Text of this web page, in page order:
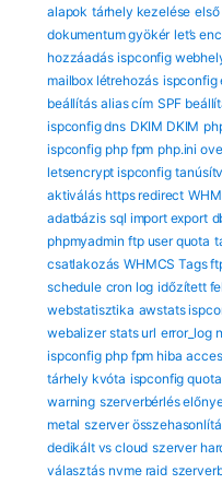
alapok tárhely kezelése első
dokumentum gyökér let’s
hozzáadás ispconfig
mailbox létrehozás ispconfig
beállítás alias cím SPF
ispconfig dns DKIM DKIM
ispconfig php fpm php.ini
letsencrypt ispconfig
aktiválás https redirect
adatbázis sql import export
phpmyadmin ftp user quota
csatlakozás WHMCS Tags
schedule cron log időzített
webstatisztika awstats
webalizer stats url error_log
ispconfig php fpm hiba
tárhely kvóta ispconfig quota
warning szerverbérlés
metal szerver
dedikált vs cloud szerver
választás nvme raid